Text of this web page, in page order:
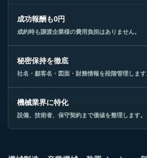
成功報酬も0円
成約時も譲渡企業様の費用負担はありません。
秘密保持を徹底
社名・顧客名・図面・財務情報を段階管理します
機械業界に特化
設備、技術者、保守契約まで価値を整理します。